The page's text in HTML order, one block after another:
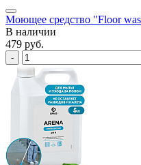
Моющее средство "Floor
В наличии
479 руб.